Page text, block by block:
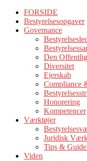
FORSIDE
Bestyrelsesopgaver
Governance
Den
Diversitet
Ejerskab
Compliance
Honorering
Kompetencer
Værktøjer
Juridisk
Tips &
Viden